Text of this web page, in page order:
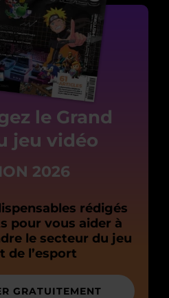
le Grand
jeu vidéo
2026
rédigés
pour vous aider à
le secteur du jeu
de l’esport
GRATUITEMENT